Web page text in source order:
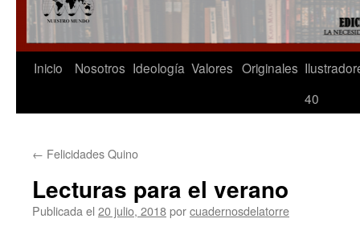
Inicio Nosotros Ideología Valores Originales
40
← Felicidades Quino
Lecturas para el verano
Publicada el 20 julio, 2018porcuadernosdelatorre